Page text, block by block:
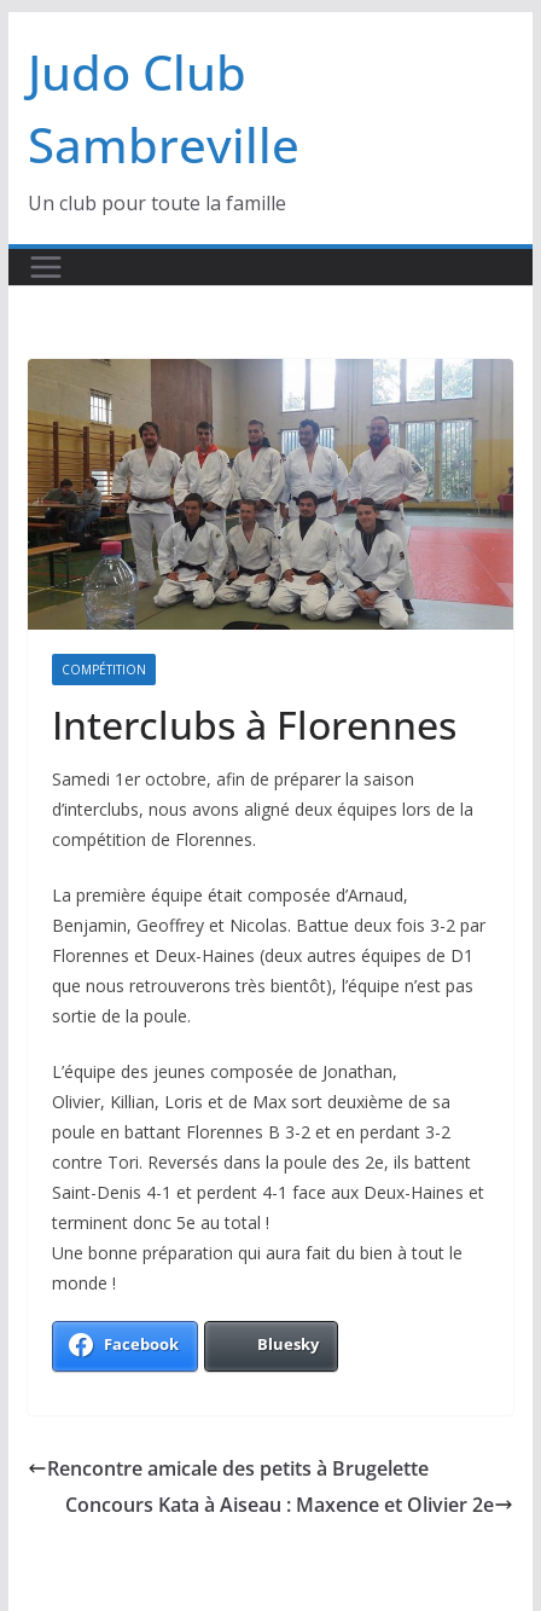
contenu
Judo Club
Sambreville
Un club pour toute la famille
COMPÉTITION
Interclubs à Florennes
Samedi 1er octobre, afin de préparer la saison
d’interclubs, nous avons aligné deux équipes lors de la
compétition de Florennes.
La première équipe était composée d’Arnaud,
Benjamin, Geoffrey et Nicolas. Battue deux fois 3-2 par
Florennes et Deux-Haines (deux autres équipes de D1
que nous retrouverons très bientôt), l’équipe n’est pas
sortie de la poule.
L’équipe des jeunes composée de Jonathan,
Olivier, Killian, Loris et de Max sort deuxième de sa
poule en battant Florennes B 3-2 et en perdant 3-2
contre Tori. Reversés dans la poule des 2e, ils battent
Saint-Denis 4-1 et perdent 4-1 face aux Deux-Haines et
terminent donc 5e au total !
Une bonne préparation qui aura fait du bien à tout le
monde !
Facebook Bluesky
Rencontre amicale des petits à Brugelette
Concours Kata à Aiseau : Maxence et Olivier 2e